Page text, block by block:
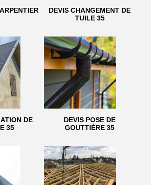
DEVIS CHANGEMENT DE
TUILE 35
DE
35
DEVIS POSE DE
GOUTTIÈRE 35